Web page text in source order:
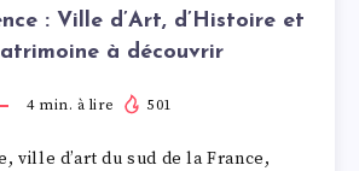
: Ville d’Art, d’Histoire et
à découvrir
4min. à lire 501
ville d’art du sud de la France,